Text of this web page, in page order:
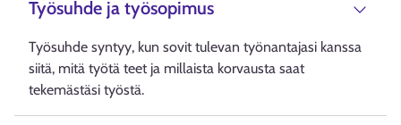
Työsuhde ja työsopimus
Työsuhde syntyy, kun sovit tulevan työnantajasi kanssa
siitä, mitä työtä teet ja millaista korvausta saat
tekemästäsi työstä.